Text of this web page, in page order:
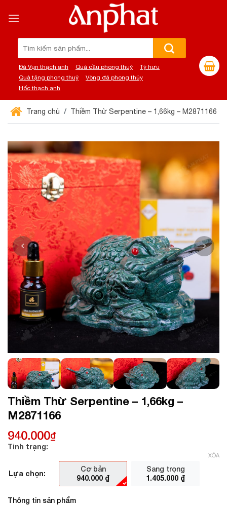
đến
Đá Vụn thạch anh Quả cầu phong thuỷ
Tỳ hưu
Quà tặng phong thuỷ
Vòng đá phong thủy
Hốc thạch anh
Trang chủ Thiềm Thừ Serpentine – 1,66kg – M2871166
Thiềm Thừ Serpentine – 1,66kg –
M2871166
940.000₫
Tình trạng:
Lựa chọn:
Cơ bản
940.000 ₫
Sang trọng
1.405.000 ₫
XÓA
Thông tin sản phẩm